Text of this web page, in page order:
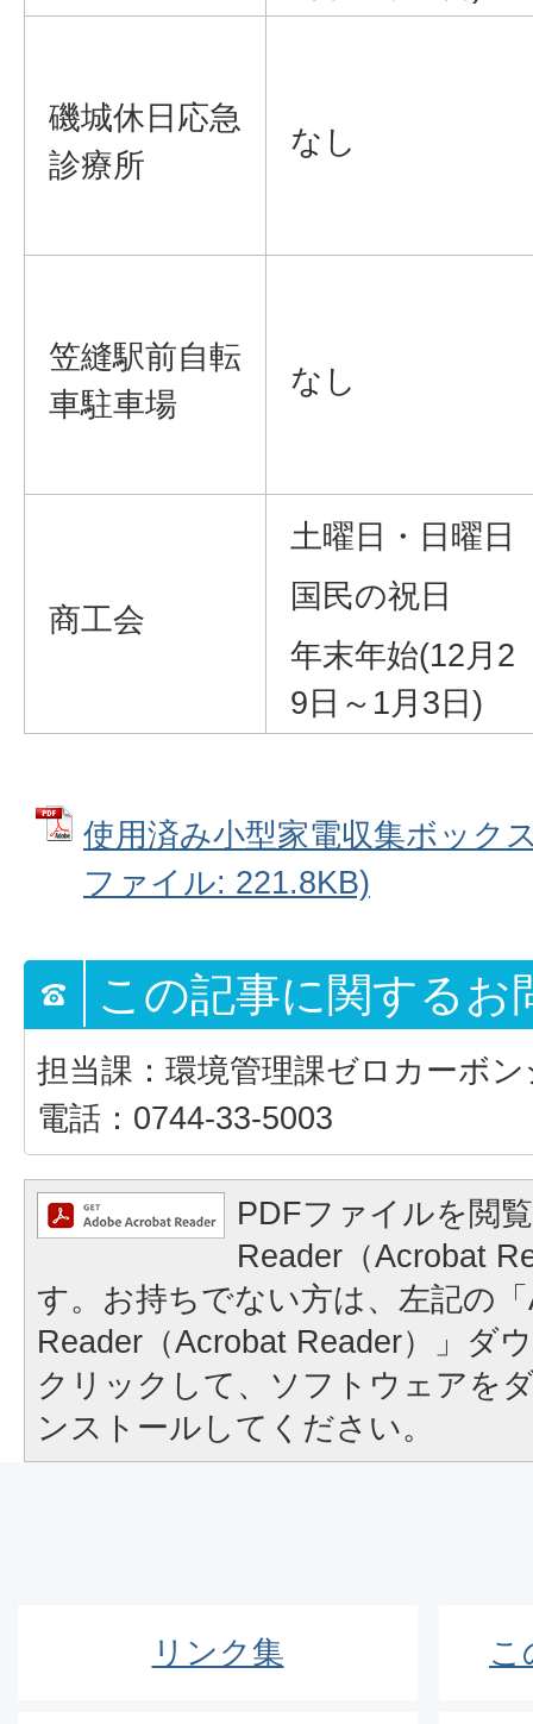
磯城休日応急
診療所
なし
笠縫駅前自転
車駐車場
なし
商工会
土曜日・日曜日
国民の祝日
年末年始(12月2
9日～1月3日)
使用済み小型家電収集ボック
ファイル: 221.8KB)
この記事に関するお
担当課：環境管理課ゼロカーボ
電話：0744-33-5003
PDFファイルを閲
Reader（Acrobat
す。お持ちでない方は、左記の
Reader（Acrobat Reader）」ダ
クリックして、ソフトウェアを
ンストールしてください。
リンク集 こ